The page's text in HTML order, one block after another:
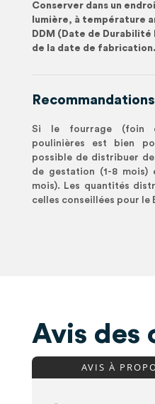
Conserver dans un
lumière, à température
DDM (Date de
de la date de fabrication.
Si le fourrage (foin
poulinières est bien
possible de distribuer
de gestation (1-8
mois). Les quantités
celles conseillées pour le
Avis des
AVIS À